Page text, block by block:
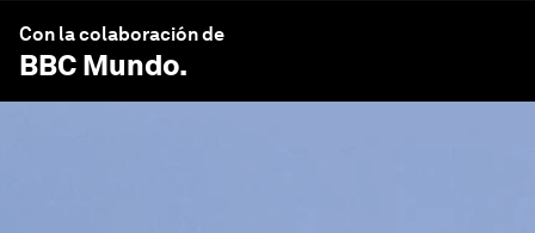
Con la colaboración de
BBC Mundo.